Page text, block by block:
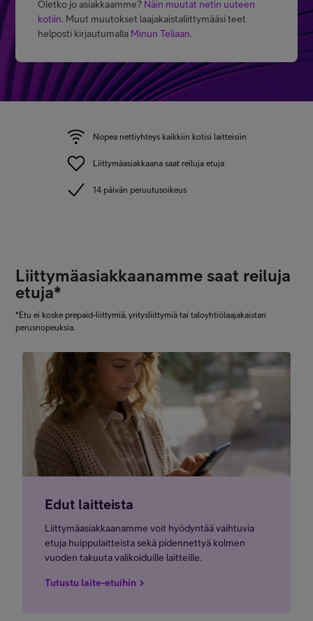
Oletko jo asiakkaamme? Näin muutat netin uuteen
kotiin. Muut muutokset laajakaistaliittymääsi teet
helposti kirjautumalla Minun Teliaan.
Nopea nettiyhteys kaikkiin kotisi laitteisiin
Liittymäasiakkaana saat reiluja etuja
14 päivän peruutusoikeus
Liittymäasiakkaanamme saat reiluja
etuja*
*Etu ei koske prepaid-liittymiä, yritysliittymiä tai taloyhtiölaajakaistan
perusnopeuksia.
Edut laitteista
Liittymäasiakkaanamme voit hyödyntää vaihtuvia
etuja huippulaitteista sekä pidennettyä kolmen
vuoden takuuta valikoiduille laitteille.
Tutustu laite-etuihin